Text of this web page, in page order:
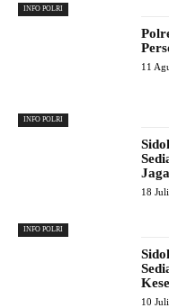
INFO POLRI
INFO POLRI
11
INFO POLRI
18
10